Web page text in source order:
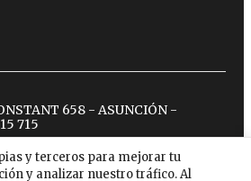
y terceros para mejorar tu
y analizar nuestro tráfico. Al
658 - ASUNCIÓN -
715